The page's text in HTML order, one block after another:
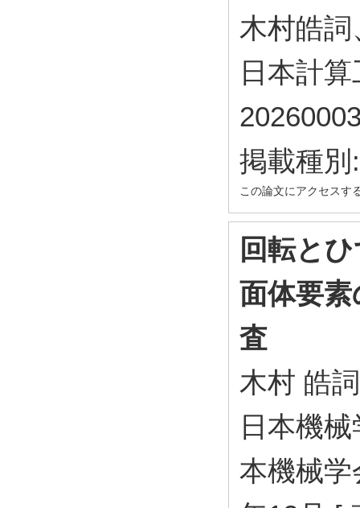
木村皓
日本計
掲載種
この論文にアクセスす
回転と
面体要
査
木村 皓
日本機
本機械